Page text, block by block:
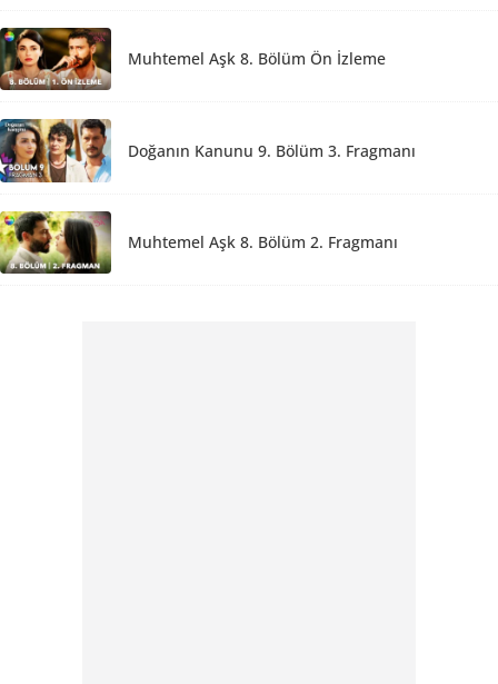
Muhtemel Aşk 8. Bölüm Ön İzleme
Doğanın Kanunu 9. Bölüm 3. Fragmanı
Muhtemel Aşk 8. Bölüm 2. Fragmanı